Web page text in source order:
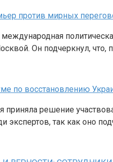
против мирных
Он подчеркнул,
по восстановлению
приняла решение
экспертов, так как оно